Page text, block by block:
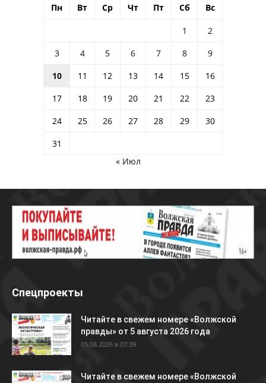
Пн Вт Ср Чт Пт Сб Вс
1
2
3
4 5 6 7 8
9
10
11 12 13 14 15
16
17
18 19 20 21 22
23
24
25 26 27 28 29
30
31
« Июл
Спецпроекты
Читайте в свежем номере «Волжской
правды» от 5 августа 2026 года
05.08.2026 в 07:39
Читайте в свежем номере «Волжской